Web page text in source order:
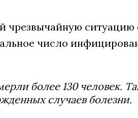
чрезвычайную
число
более 130 человек.
случаев болезни.